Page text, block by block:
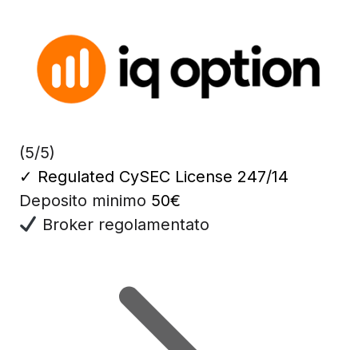
(5/5)
✓ Regulated CySEC License 247/14
Deposito minimo 50€
Broker regolamentato